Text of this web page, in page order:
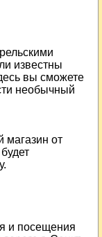
известны
вы сможете
необычный
от
и посещения